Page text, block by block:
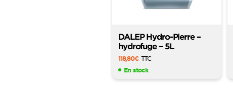
DALEP Hydro-Pierre –
hydrofuge – 5L
118,80€ TTC
En stock